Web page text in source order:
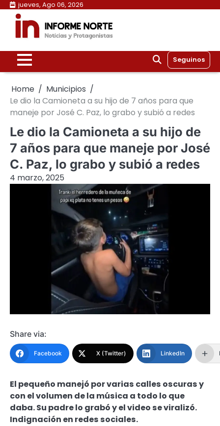
Skip
content
jueves, Ago 06, 2026
Seguinos
Home
Municipios
Le dio la Camioneta a su hijo de 7 años para que
maneje por José C. Paz, lo grabo y subió a redes
Le dio la Camioneta a su hijo de
7 años para que maneje por José
C. Paz, lo grabo y subió a redes
4 marzo, 2025
Share via:
Facebook X (Twitter) LinkedIn
El pequeño manejó por varias calles oscuras y
con el volumen de la música a todo lo que
daba. Su padre lo grabó y el video se viralizó.
Indignación en redes sociales.